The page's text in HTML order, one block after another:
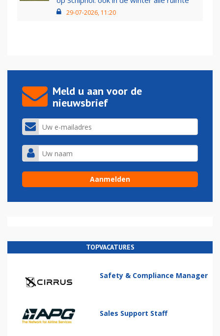
29-07-2026, 11:20
Meld u aan voor de
nieuwsbrief
TOPVACATURES
Safety & Compliance Manager
Sales Support Staff